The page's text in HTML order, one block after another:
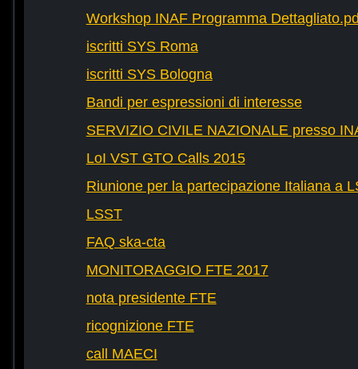
Workshop INAF Programma
iscritti SYS Roma
iscritti SYS Bologna
Bandi per espressioni di interesse
SERVIZIO CIVILE NAZIONALE presso
LoI VST GTO Calls 2015
Riunione per la partecipazione Italiana a
LSST
FAQ ska-cta
MONITORAGGIO FTE 2017
nota presidente FTE
ricognizione FTE
call MAECI